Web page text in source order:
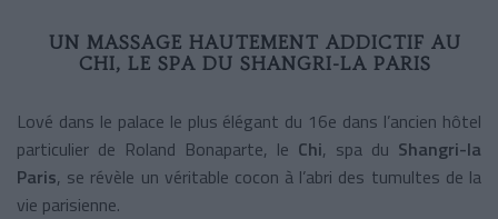
UN MASSAGE HAUTEMENT ADDICTIF AU
CHI, LE SPA DU SHANGRI-LA PARIS
Lové dans le palace le plus élégant du 16e dans l’ancien hôtel
particulier de Roland Bonaparte, le Chi, spa du Shangri-la
Paris, se révèle un véritable cocon à l’abri des tumultes de la
vie parisienne.